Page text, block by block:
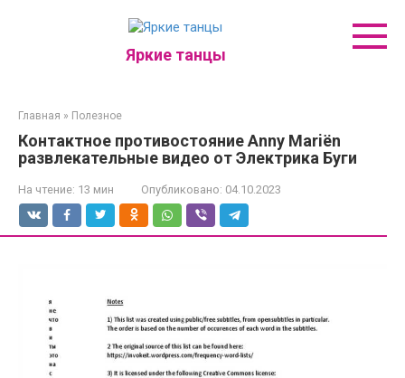
Яркие танцы
Главная » Полезное
Контактное противостояние Anny Mariën
развлекательные видео от Электрика Буги
На чтение: 13 мин Опубликовано: 04.10.2023